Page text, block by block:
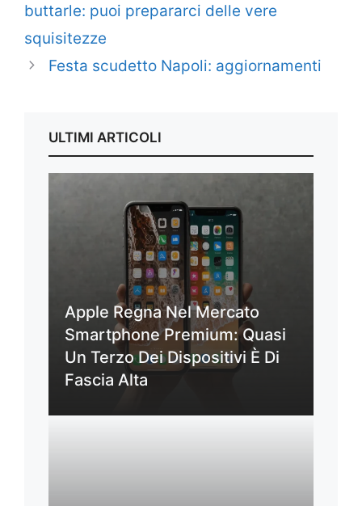
buttarle: puoi prepararci delle vere
squisitezze
Festa scudetto Napoli: aggiornamenti
ULTIMI ARTICOLI
Apple Regna Nel Mercato
Smartphone Premium: Quasi
Un Terzo Dei Dispositivi È Di
Fascia Alta